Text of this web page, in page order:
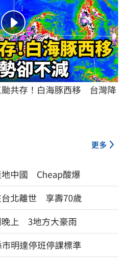
颱共存！白海豚西移　台灣降
更多
地中國 Cheap酸爆
台北離世 享壽70歲
晚上 3地方大豪雨
明達停班停課標準